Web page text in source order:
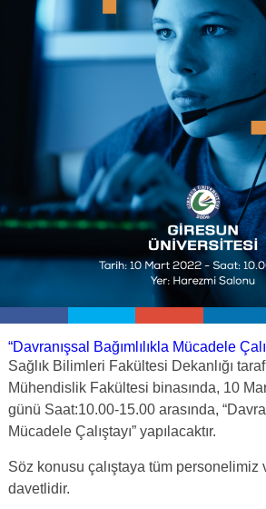
“Davranışsal Bağımlılıkla Mücadele
Sağlık Bilimleri Fakültesi Dekanlığı
Mühendislik Fakültesi binasında, 10
günü Saat:10.00-15.00 arasında,
Mücadele Çalıştayı” yapılacaktır.
Söz konusu çalıştaya tüm personelimiz
davetlidir.